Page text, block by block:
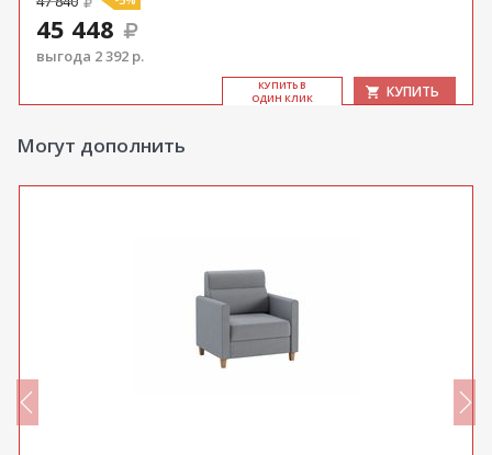
45 448
выгода 2 392 р.
КУ­ПИТЬ В
ОДИН КЛИК
КУПИТЬ
Могут дополнить